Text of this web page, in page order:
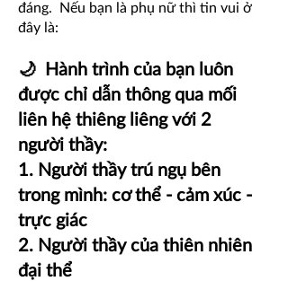
đáng. Nếu bạn là phụ nữ thì tin vui ở
đây là:
🌙 Hành trình của bạn luôn
được chỉ dẫn thông qua mối
liên hệ thiêng liêng với 2
người thầy:
1. Người thầy trú ngụ bên
trong mình: cơ thể - cảm xúc -
trực giác
2. Người thầy của thiên nhiên
đại thể